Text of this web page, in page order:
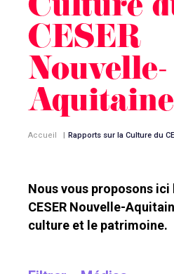
CESER
Nouvelle-
Aquitaine
Accueil | Rapports sur la Culture du
Nous vous proposons
CESER Nouvelle-
culture et le patrimoine.